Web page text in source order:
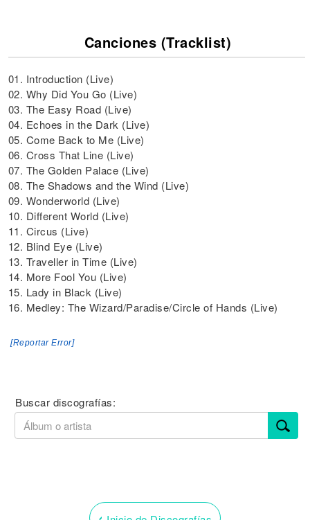
Canciones (Tracklist)
01. Introduction (Live)
02. Why Did You Go (Live)
03. The Easy Road (Live)
04. Echoes in the Dark (Live)
05. Come Back to Me (Live)
06. Cross That Line (Live)
07. The Golden Palace (Live)
08. The Shadows and the Wind (Live)
09. Wonderworld (Live)
10. Different World (Live)
11. Circus (Live)
12. Blind Eye (Live)
13. Traveller in Time (Live)
14. More Fool You (Live)
15. Lady in Black (Live)
16. Medley: The Wizard/Paradise/Circle of Hands (Live)
[Reportar Error]
Buscar discografías: